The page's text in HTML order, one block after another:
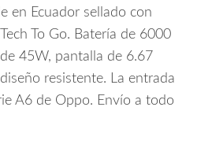
en Ecuador sellado con
To Go. Batería de 6000
45W, pantalla de 6.67
resistente. La entrada
A6 de Oppo. Envío a todo